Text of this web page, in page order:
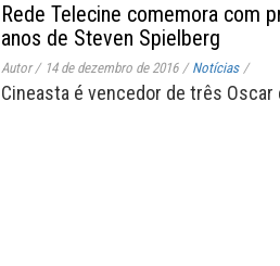
Rede Telecine comemora com
anos de Steven Spielberg
Autor/ 14 de dezembro de 2016 / Notícias /
Cineasta é vencedor de três